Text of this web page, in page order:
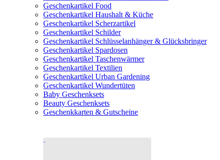
Geschenkartikel Food
Geschenkartikel Haushalt & Küche
Geschenkartikel Scherzartikel
Geschenkartikel Schilder
Geschenkartikel Schlüsselanhänger & Glücksbringer
Geschenkartikel Spardosen
Geschenkartikel Taschenwärmer
Geschenkartikel Textilien
Geschenkartikel Urban Gardening
Geschenkartikel Wundertüten
Baby Geschenksets
Beauty Geschenksets
Geschenkkarten & Gutscheine